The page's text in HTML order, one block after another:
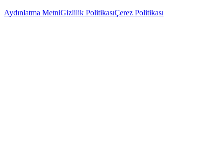
Aydınlatma MetniGizlilik PolitikasıÇerez Politikası